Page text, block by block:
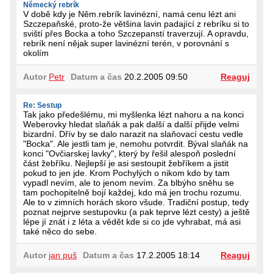
Německý rebrík
V době kdy je Něm.rebrík lavinézní, namá cenu lézt ani
Szczepaňské, proto-že většina lavin padající z rebríku si to
sviští přes Bocka a toho Szczepanstí traverzují. A opravdu,
rebrík není nějak super lavinézní terén, v porovnání s
okolím
Autor Petr Datum a čas 20.2.2005 09:50 Reaguj
Re: Sestup
Tak jako předešlému, mi myšlenka lézt nahoru a na konci
Weberovky hledat slaňák a pak další a další přijde velmi
bizardní. Dřív by se dalo narazit na slaňovací cestu vedle
"Bocka". Ale jestli tam je, nemohu potvrdit. Býval slaňák na
konci "Ovčiarskej lavky", který by řešil alespoň poslední
část žebříku. Nejlepší je asi sestoupit žebříkem a jistit
pokud to jen jde. Krom Pochylých o nikom kdo by tam
vypadl nevím, ale to jenom nevím. Za blbýho sněhu se
tam pochopitelně bojí každej, kdo má jen trochu rozumu.
Ale to v zimních horách skoro všude. Tradiční postup, tedy
poznat nejprve sestupovku (a pak teprve lézt cesty) a ještě
lépe jí znát i z léta a vědět kde si co jde vyhrabat, má asi
také něco do sebe.
Autor jan puš Datum a čas 17.2.2005 18:14 Reaguj